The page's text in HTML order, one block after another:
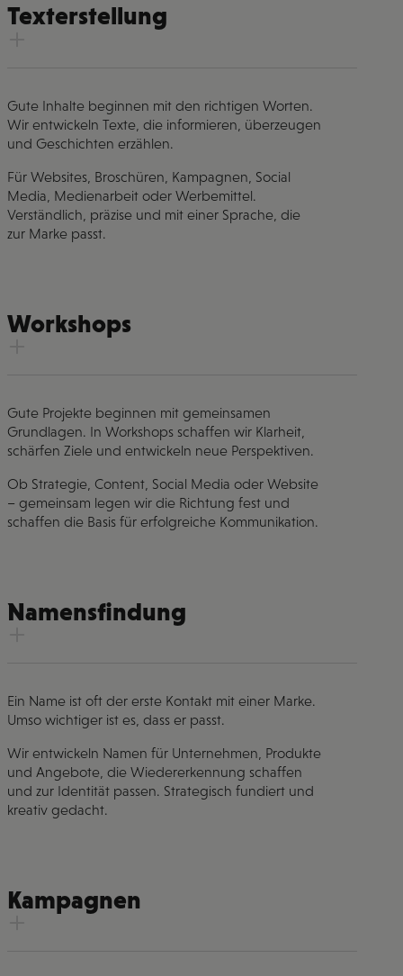
Texterstellung
Gute Inhalte beginnen mit den richtigen Worten.
Wir entwickeln Texte, die informieren, überzeugen
und Geschichten erzählen.
Für Websites, Broschüren, Kampagnen, Social
Media, Medienarbeit oder Werbemittel.
Verständlich, präzise und mit einer Sprache, die
zur Marke passt.
Workshops
Gute Projekte beginnen mit gemeinsamen
Grundlagen. In Workshops schaffen wir Klarheit,
schärfen Ziele und entwickeln neue Perspektiven.
Ob Strategie, Content, Social Media oder Website
– gemeinsam legen wir die Richtung fest und
schaffen die Basis für erfolgreiche Kommunikation.
Namensfindung
Ein Name ist oft der erste Kontakt mit einer Marke.
Umso wichtiger ist es, dass er passt.
Wir entwickeln Namen für Unternehmen, Produkte
und Angebote, die Wiedererkennung schaffen
und zur Identität passen. Strategisch fundiert und
kreativ gedacht.
Kampagnen